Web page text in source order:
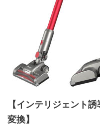
【インテリジェント
変換】